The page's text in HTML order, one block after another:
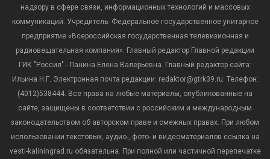
надзору в сфере связи, информационных технологий и массовых
коммуникаций. Учредитель: Федеральное государственное унитарное
предприятие «Всероссийская государственная телевизионная и
радиовещательная компания». Главный редактор Главной редакции
ГИК "Россия" - Панина Елена Валерьевна. Главный редактор сайта:
Ильина Н.Г. Электронная почта редакции: redaktor@gtrk39.ru. Телефон:
(4012)538444. Все права на любые материалы, опубликованные на
сайте, защищены в соответствии с российским и международным
законодательством об авторском праве и смежных правах. При любом
использовании текстовых, аудио-, фото- и видеоматериалов ссылка на
vesti-kaliningrad.ru обязательна. При полной или частичной перепечатке